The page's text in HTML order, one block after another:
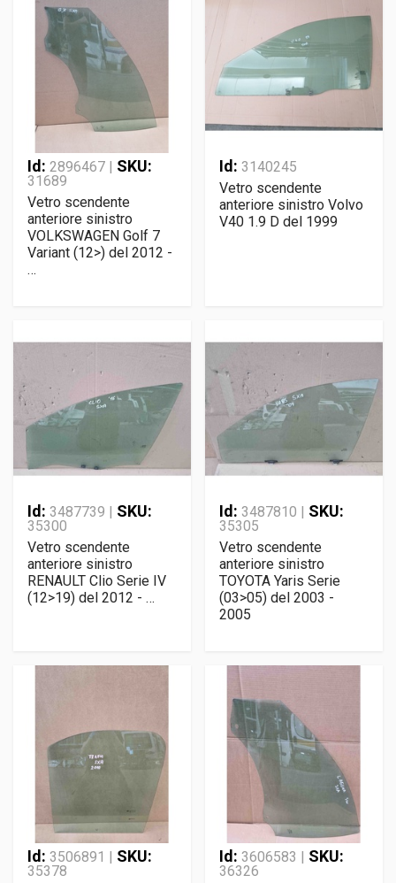
Id: 2896467 | SKU:
31689
Vetro scendente
anteriore sinistro
VOLKSWAGEN Golf 7
Variant (12>) del 2012 -
…
Id: 3140245
Vetro scendente
anteriore sinistro Volvo
V40 1.9 D del 1999
Id: 3487739 | SKU:
35300
Vetro scendente
anteriore sinistro
RENAULT Clio Serie IV
(12>19) del 2012 - …
Id: 3487810 | SKU:
35305
Vetro scendente
anteriore sinistro
TOYOTA Yaris Serie
(03>05) del 2003 -
2005
Id: 3506891 | SKU:
35378
Id: 3606583 | SKU:
36326